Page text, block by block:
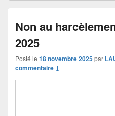
Non au
2025
Posté le 18 novembre 2025par
commentaire ↓